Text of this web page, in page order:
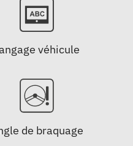
véhicule
de braquage